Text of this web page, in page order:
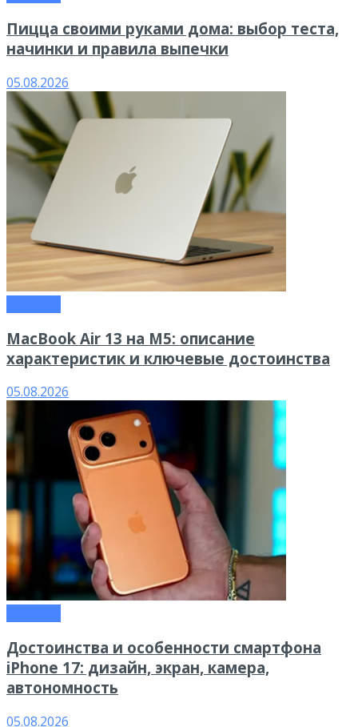
Пицца своими руками дома: выбор теста,
начинки и правила выпечки
05.08.2026
MacBook Air 13 на M5: описание
характеристик и ключевые достоинства
05.08.2026
Достоинства и особенности смартфона
iPhone 17: дизайн, экран, камера,
автономность
05.08.2026